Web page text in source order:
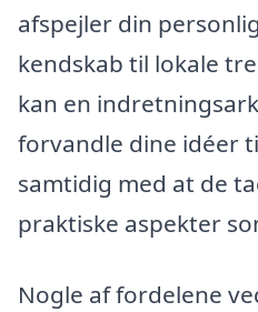
afspejler din
kendskab til lokale
kan en
forvandle dine idéer
samtidig med at de
praktiske aspekter
Nogle af fordelene